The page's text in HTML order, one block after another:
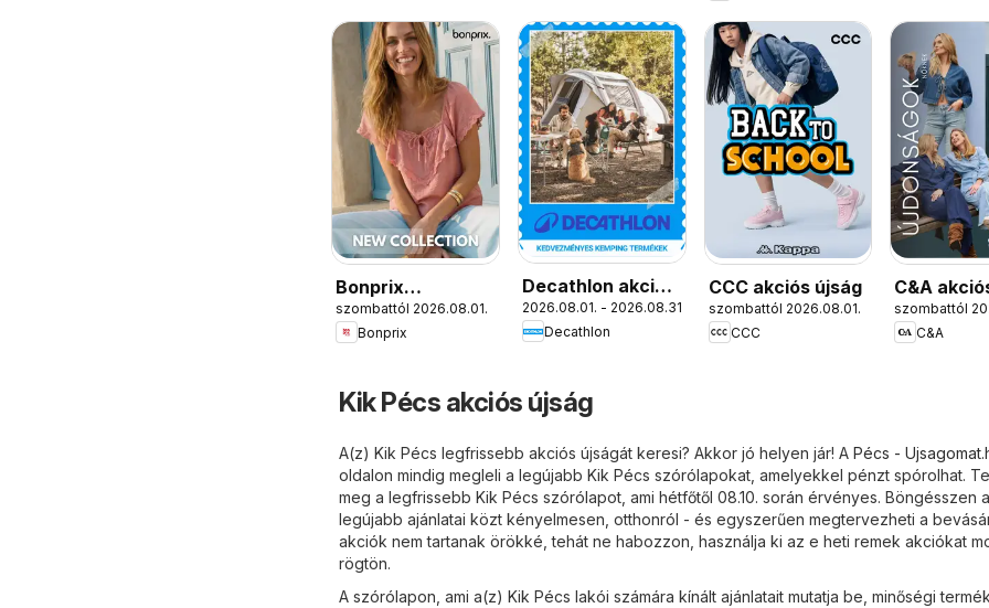
Bonprix
katalógus - New
Collection
szombattól 2026.08.01.
Bonprix
Decathlon akciós
újság
2026.08.01. - 2026.08.31.
Decathlon
CCC akciós újság
szombattól 2026.08.01.
CCC
C&A
szombattól
C&A
Kik Pécs akciós újság
A(z) Kik Pécs legfrissebb akciós újságát keresi? Akkor jó helyen jár! A Pécs -
oldalon mindig megleli a legújabb Kik Pécs szórólapokat, amelyekkel pénzt spórolhat.
meg a legfrissebb Kik Pécs szórólapot, ami hétfőtől 08.10. során érvényes. Böngésszen
legújabb ajánlatai közt kényelmesen, otthonról - és egyszerűen megtervezheti a
akciók nem tartanak örökké, tehát ne habozzon, használja ki az e heti remek akciókat
rögtön.
A szórólapon, ami a(z) Kik Pécs lakói számára kínált ajánlatait mutatja be, minőségi